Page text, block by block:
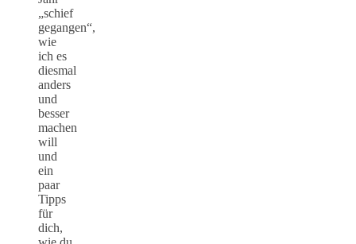
„schief
gegangen“,
wie
ich es
diesmal
anders
und
besser
machen
will
und
ein
paar
Tipps
für
dich,